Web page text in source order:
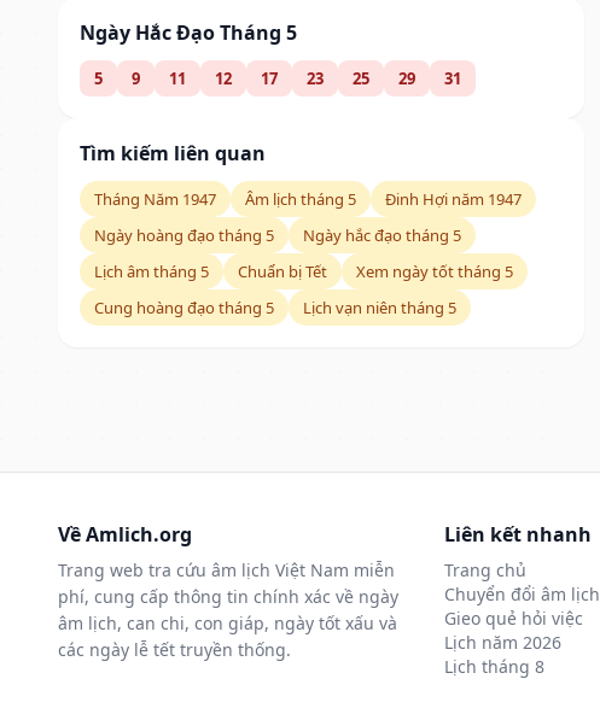
Ngày Hắc Đạo Tháng 5
5 9 11 12 17 23 25 29 31
Tìm kiếm liên quan
Tháng Năm 1947 Âm lịch tháng 5
Đinh Hợi năm 1947
Ngày hoàng đạo tháng 5
Ngày hắc đạo tháng 5
Lịch âm tháng 5
Chuẩn bị Tết
Xem ngày tốt tháng 5
Cung hoàng đạo tháng 5
Lịch vạn niên tháng 5
Về Amlich.org
Trang web tra cứu âm lịch Việt Nam miễn
phí, cung cấp thông tin chính xác về ngày
âm lịch, can chi, con giáp, ngày tốt xấu và
các ngày lễ tết truyền thống.
Liên kết nhanh
Trang chủ
Chuyển đổi âm lịch
Gieo quẻ hỏi việc
Lịch năm 2026
Lịch tháng 8